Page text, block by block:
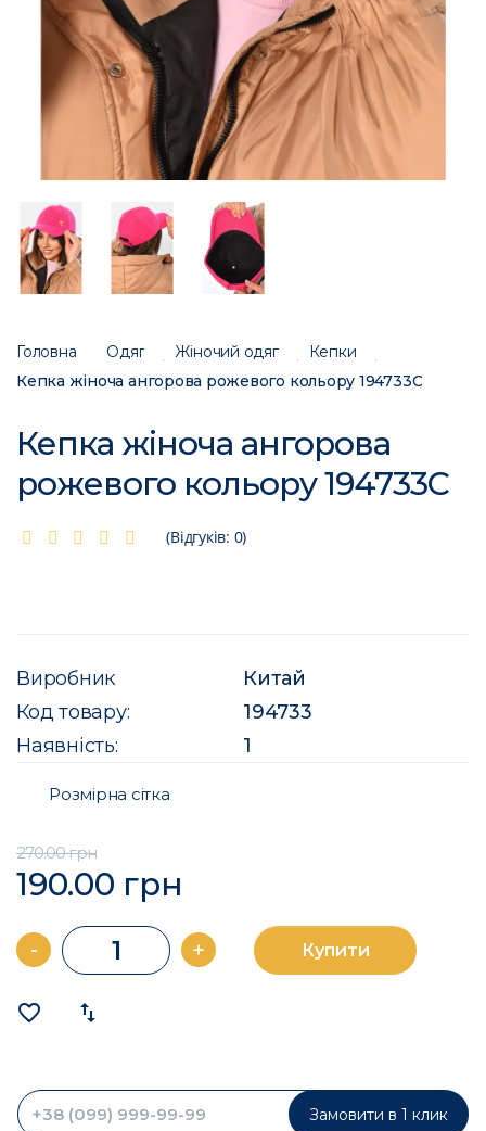
Головна Одяг Жіночий одяг
Кепки
Кепка жіноча ангорова рожевого кольору 194733C
Кепка жіноча ангорова
рожевого кольору 194733C
(Відгуків: 0)
Виробник
Китай
Код товару:
194733
Наявність:
1
Розмірна сітка
270.00 грн
190.00 грн
- + Купити
favorite_border import_export
Замовити в 1 клик